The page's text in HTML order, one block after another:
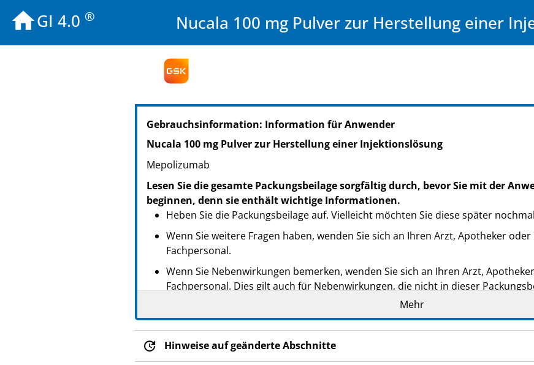
GI 4.0 ® Nucala 100 mg Pulver zur Herstellung einer
PZN: 11329803
PPN: 111132980345
GTIN: 05000123114672
PPN: 111132984954
NTIN: 04150113298491
Gebrauchsinformation: Information für Anwender
Nucala 100 mg Pulver zur Herstellung einer Injektionslösung
Mepolizumab
Lesen Sie die gesamte Packungsbeilage sorgfältig durch, bevor Sie mit der
beginnen, denn sie enthält wichtige Informationen.
Heben Sie die Packungsbeilage auf. Vielleicht möchten Sie diese später
Wenn Sie weitere Fragen haben, wenden Sie sich an Ihren Arzt, Apotheker
Fachpersonal.
Wenn Sie Nebenwirkungen bemerken, wenden Sie sich an Ihren Arzt,
Fachpersonal. Dies gilt auch für Nebenwirkungen, die nicht in dieser
Mehr
Hinweise auf geänderte Abschnitte